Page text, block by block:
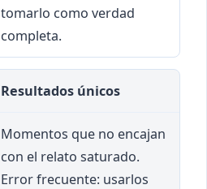
tomarlo como verdad
completa.
Resultados únicos
Momentos que no encajan
con el relato saturado.
Error frecuente: usarlos